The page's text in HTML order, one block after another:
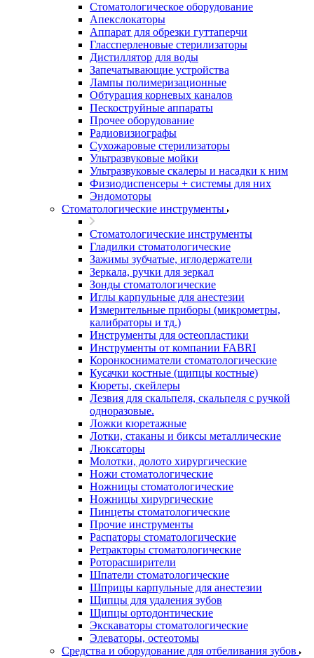
Стоматологическое оборудование
Апекслокаторы
Аппарат для обрезки гуттаперчи
Глассперленовые стерилизаторы
Дистиллятор для воды
Запечатывающие устройства
Лампы полимеризационные
Обтурация корневых каналов
Пескоструйные аппараты
Прочее оборудование
Радиовизиографы
Сухожаровые стерилизаторы
Ультразвуковые мойки
Ультразвуковые скалеры и насадки к ним
Физиодиспенсеры + системы для них
Эндомоторы
Стоматологические инструменты
Стоматологические инструменты
Гладилки стоматологические
Зажимы зубчатые, иглодержатели
Зеркала, ручки для зеркал
Зонды стоматологические
Иглы карпульные для анестезии
Измерительные приборы (микрометры,
калибраторы и тд.)
Инструменты для остеопластики
Инструменты от компании FABRI
Коронкосниматели стоматологические
Кусачки костные (щипцы костные)
Кюреты, скейлеры
Лезвия для скальпеля, скальпеля с ручкой
одноразовые.
Ложки кюретажные
Лотки, стаканы и биксы металлические
Люксаторы
Молотки, долото хирургические
Ножи стоматологические
Ножницы стоматологические
Ножницы хирургические
Пинцеты стоматологические
Прочие инструменты
Распаторы стоматологические
Ретракторы стоматологические
Роторасширители
Шпатели стоматологические
Шприцы карпульные для анестезии
Щипцы для удаления зубов
Щипцы ортодонтические
Экскаваторы стоматологические
Элеваторы, остеотомы
Средства и оборудование для отбеливания зубов